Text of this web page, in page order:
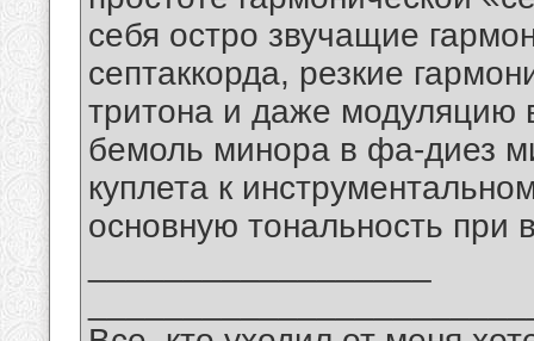
себя остро звучащие
септаккорда, резкие
тритона и даже модуляцию
бемоль минора в фа-диез
куплета к
основную тональность при